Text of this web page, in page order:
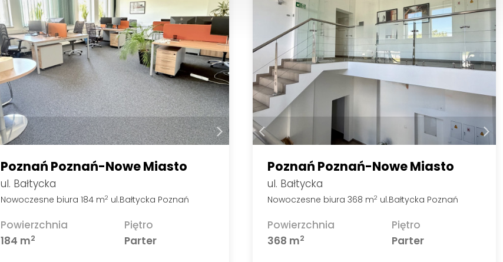
Poznań Poznań-Nowe Miasto
ul. Bałtycka
Nowoczesne biura 184 m2 ul.Bałtycka Poznań
Powierzchnia
184 m2
Piętro
Parter
Poznań Poznań-Nowe Miasto
ul. Bałtycka
Nowoczesne biura 368 m2 ul.Bałtycka Poznań
Powierzchnia
368 m2
Piętro
Parter